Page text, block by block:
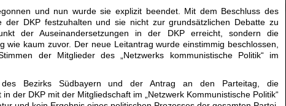
und nun wurde sie explizit beendet. Mit dem Beschluss des
der DKP festzuhalten und sie nicht zur grundsätzlichen Debatte zu
der Auseinandersetzungen in der DKP erreicht, sondern die
wie kaum zuvor. Der neue Leitantrag wurde einstimmig beschlossen,
der Mitglieder des „Netzwerks kommunistische Politik“ im
Bezirks Südbayern und der Antrag an den Parteitag, die
der DKP mit der Mitgliedschaft im „Netzwerk Kommunistische Politik“